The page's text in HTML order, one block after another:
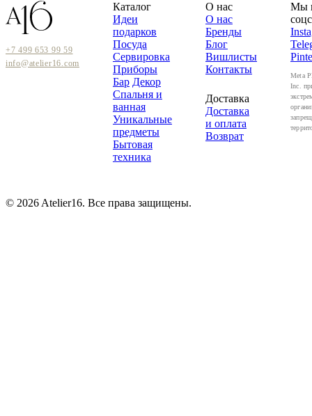
+7 499 653 99 59
info@atelier16.com
Каталог
Идеи
подарков
Посуда
Сервировка
Приборы
Бар Декор
Спальня и
ванная
Уникальные
предметы
Бытовая
техника
О нас
О нас
Бренды
Блог
Вишлисты
Контакты
Доставка
Доставка
и оплата
Возврат
Мы
Meta
Inc.
© 2026 Atelier16. Все права защищены.